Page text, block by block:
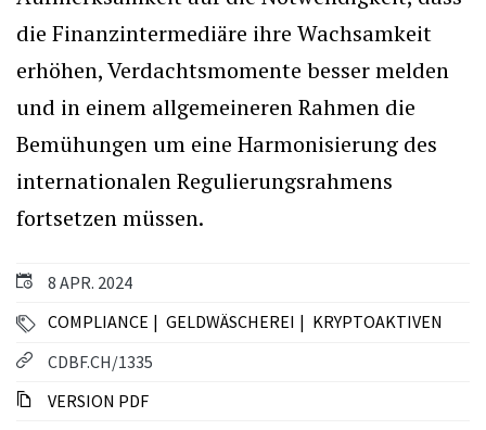
8 APR. 2024
COMPLIANCE
GELDWÄSCHEREI
KRYPTOAKTIVEN
CDBF.CH/1335
VERSION PDF
die Finanzintermediäre ihre Wachsamkeit
erhöhen, Verdachtsmomente besser melden
und in einem allgemeineren Rahmen die
Bemühungen um eine Harmonisierung des
internationalen Regulierungsrahmens
fortsetzen müssen.